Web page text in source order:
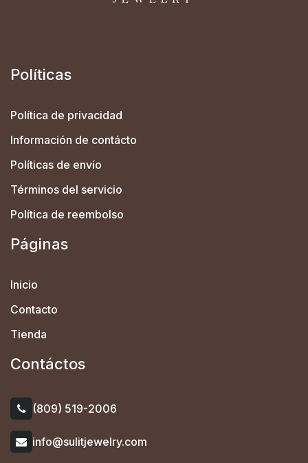
Políticas
Política de privacidad
Información de contácto
Políticas de envío
Términos del servicio
Política de reembolso
Páginas
Inicio
Contacto
Tienda
Contáctos
(809) 519-2006
info@sulitjewelry.com